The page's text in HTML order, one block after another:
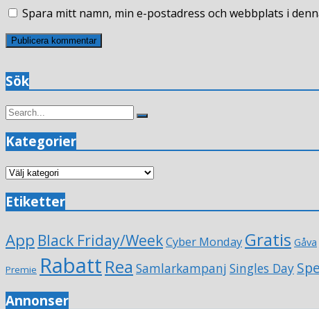
Spara mitt namn, min e-postadress och webbplats i
Sök
Search
Search
Kategorier
Kategorier
Etiketter
App Black Friday/WeekCyber Monday Gratis Gåva
Premie Rabatt Rea Samlarkampanj Singles Day
Annonser